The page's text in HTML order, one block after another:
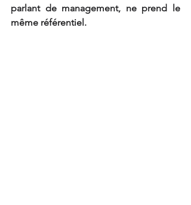
parlant de management, ne prend le
même référentiel.